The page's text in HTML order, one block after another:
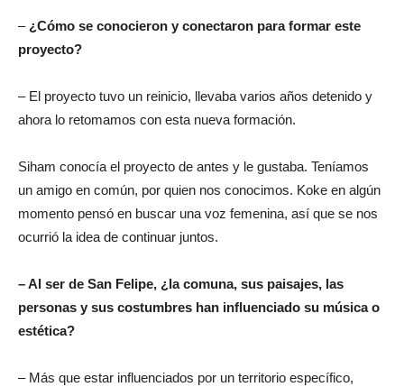
– ¿Cómo se conocieron y conectaron para formar este
proyecto?
– El proyecto tuvo un reinicio, llevaba varios años detenido y
ahora lo retomamos con esta nueva formación.
Siham conocía el proyecto de antes y le gustaba. Teníamos
un amigo en común, por quien nos conocimos. Koke en algún
momento pensó en buscar una voz femenina, así que se nos
ocurrió la idea de continuar juntos.
– Al ser de San Felipe, ¿la comuna, sus paisajes, las
personas y sus costumbres han influenciado su música o
estética?
– Más que estar influenciados por un territorio específico,